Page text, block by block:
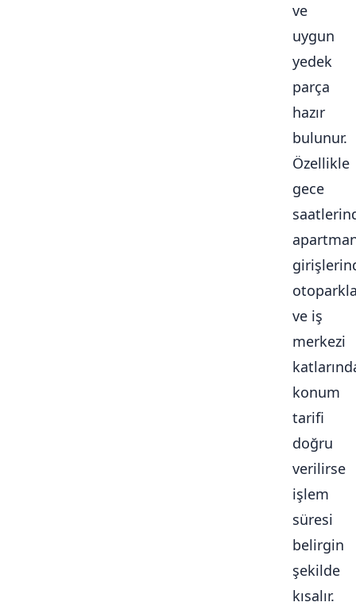
ve
uygun
yedek
parça
hazır
bulunur.
Özellikle
gece
ve iş
merkezi
konum
tarifi
doğru
verilirse
işlem
süresi
belirgin
şekilde
kısalır.